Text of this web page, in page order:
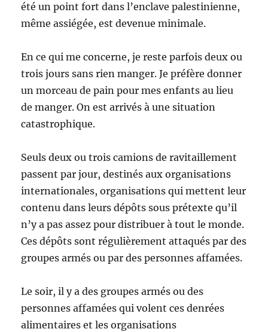
été un point fort dans l’enclave palestinienne,
même assiégée, est devenue minimale.
En ce qui me concerne, je reste parfois deux ou
trois jours sans rien manger. Je préfère donner
un morceau de pain pour mes enfants au lieu
de manger. On est arrivés à une situation
catastrophique.
Seuls deux ou trois camions de ravitaillement
passent par jour, destinés aux organisations
internationales, organisations qui mettent leur
contenu dans leurs dépôts sous prétexte qu’il
n’y a pas assez pour distribuer à tout le monde.
Ces dépôts sont régulièrement attaqués par des
groupes armés ou par des personnes affamées.
Le soir, il y a des groupes armés ou des
personnes affamées qui volent ces denrées
alimentaires et les organisations